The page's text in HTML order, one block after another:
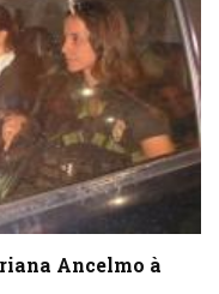
Ancelmo à